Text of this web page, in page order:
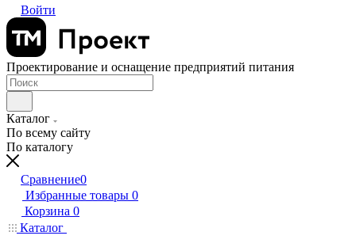
Войти
Проектирование и оснащение предприятий питания
Каталог
По всему сайту
По каталогу
Сравнение0
Избранные товары 0
Корзина 0
Каталог